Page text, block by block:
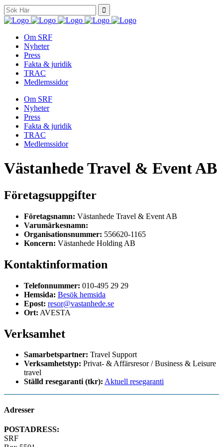
Search
for:
Om SRF
Nyheter
Press
Fakta & juridik
TRAC
Medlemssidor
Om SRF
Nyheter
Press
Fakta & juridik
TRAC
Medlemssidor
Västanhede Travel & Event AB
Företagsuppgifter
Företagsnamn: Västanhede Travel & Event AB
Varumärkesnamn:
Organisationsnummer: 556620-1165
Koncern: Västanhede Holding AB
Kontaktinformation
Telefonnummer: 010-495 29 29
Hemsida: Besök hemsida
Epost: resor@vastanhede.se
Ort: AVESTA
Verksamhet
Samarbetspartner: Travel Support
Verksamhetstyp: Privat- & Affärsresor / Business & Leisure
travel
Ställd resegaranti (tkr): Aktuell resegaranti
Adresser
POSTADRESS:
SRF